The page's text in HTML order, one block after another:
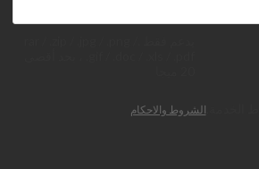
الشروط والاحكام